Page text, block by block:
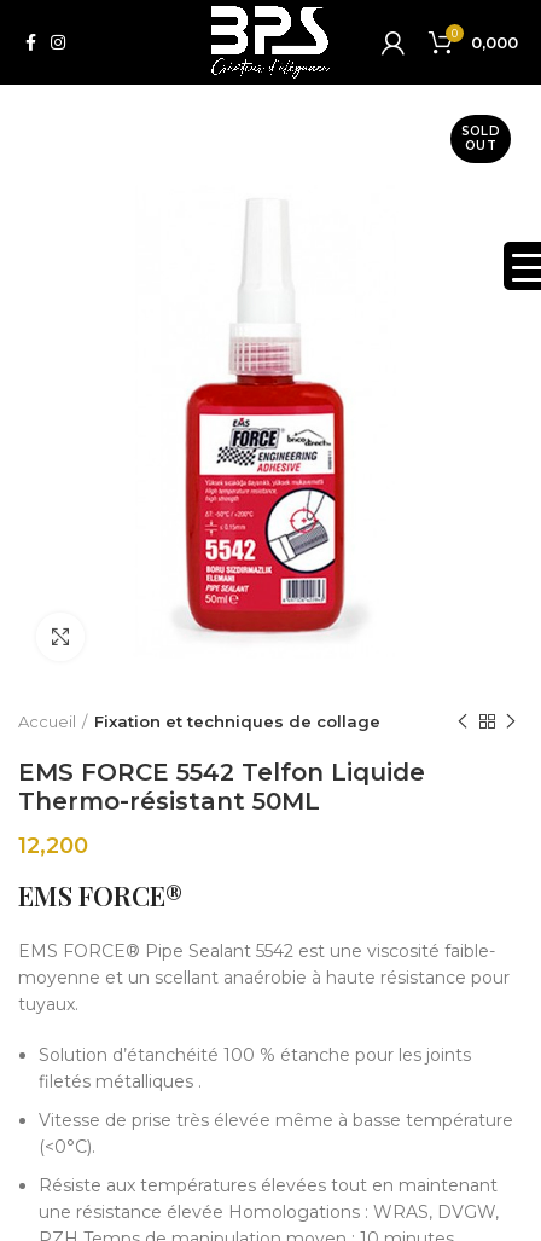
0 0,000
SOLD
OUT
Click to enlarge
Accueil Fixation et techniques de collage
EMS FORCE 5542 Telfon Liquide
Thermo-résistant 50ML
12,200
EMS FORCE®
EMS FORCE® Pipe Sealant 5542 est une viscosité faible-
moyenne et un scellant anaérobie à haute résistance pour
tuyaux.
Solution d’étanchéité 100 % étanche pour les joints
filetés métalliques .
Vitesse de prise très élevée même à basse température
(<0°C).
Résiste aux températures élevées tout en maintenant
une résistance élevée Homologations : WRAS, DVGW,